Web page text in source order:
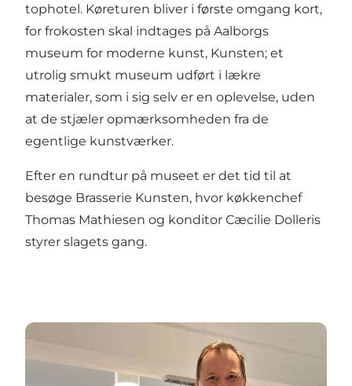
tophotel. Køreturen bliver i første omgang kort,
for frokosten skal indtages på Aalborgs
museum for moderne kunst, Kunsten; et
utrolig smukt museum udført i lækre
materialer, som i sig selv er en oplevelse, uden
at de stjæler opmærksomheden fra de
egentlige kunstværker.
Efter en rundtur på museet er det tid til at
besøge Brasserie Kunsten, hvor køkkenchef
Thomas Mathiesen og konditor Cæcilie Dolleris
styrer slagets gang.